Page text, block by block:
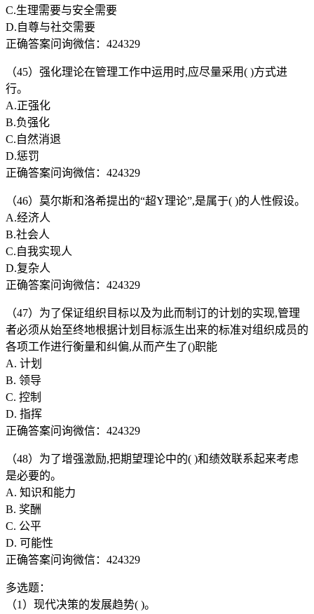
C.生理需要与安全需要
D.自尊与社交需要
正确答案问询微信：424329
（45）强化理论在管理工作中运用时,应尽量采用( )方式进
行。
A.正强化
B.负强化
C.自然消退
D.惩罚
正确答案问询微信：424329
（46）莫尔斯和洛希提出的“超Y理论”,是属于( )的人性假设。
A.经济人
B.社会人
C.自我实现人
D.复杂人
正确答案问询微信：424329
（47）为了保证组织目标以及为此而制订的计划的实现,管理
者必须从始至终地根据计划目标派生出来的标准对组织成员的
各项工作进行衡量和纠偏,从而产生了()职能
A. 计划
B. 领导
C. 控制
D. 指挥
正确答案问询微信：424329
（48）为了增强激励,把期望理论中的( )和绩效联系起来考虑
是必要的。
A. 知识和能力
B. 奖酬
C. 公平
D. 可能性
正确答案问询微信：424329
多选题：
（1）现代决策的发展趋势( )。